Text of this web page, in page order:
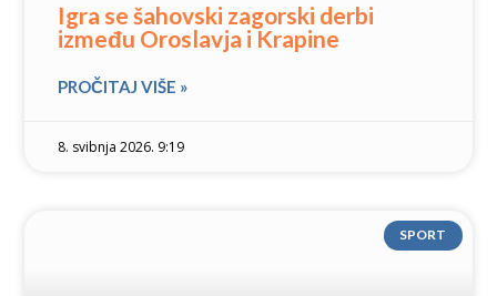
Igra se šahovski zagorski derbi
između Oroslavja i Krapine
PROČITAJ VIŠE »
8. svibnja 2026. 9:19
SPORT